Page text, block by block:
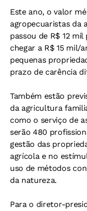
Este ano, o valor
agropecuaristas da
passou de R$ 12
chegar a R$ 15 mil/
pequenas
prazo de carência
Também estão
da agricultura
como o serviço de
serão 480
gestão das
agrícola e no
uso de métodos
da natureza.
Para o diretor-